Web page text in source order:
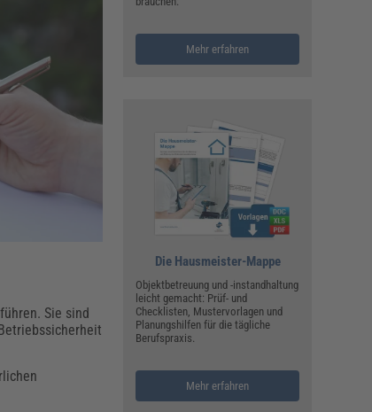
& Haustechnik
& Arbeitshilfen
(AKADEMIE HERKERT)
Sie sind
Mehr erfahren
Die Hausmeister-Mappe
Objektbetreuung und -instandhaltung
leicht gemacht: Prüf- und
Checklisten, Mustervorlagen und
Planungshilfen für die tägliche
Berufspraxis.
Mehr erfahren